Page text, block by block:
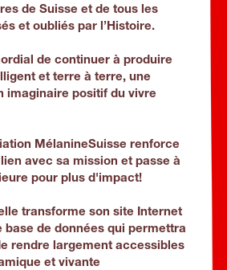
de Suisse et de tous les
et oubliés par l’Histoire.
de continuer à produire
et terre à terre, une
imaginaire positif du vivre
MélanineSuisse renforce
avec sa mission et passe à
pour plus d'impact!
transforme son site Internet
base de données qui permettra
rendre largement accessibles
et vivante